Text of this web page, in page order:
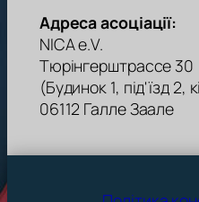
Адреса асоціації:
NICA e.V.
Тюрінгерштрассе 30
(Будинок 1, під'їзд 2,
06112 Галле Заале